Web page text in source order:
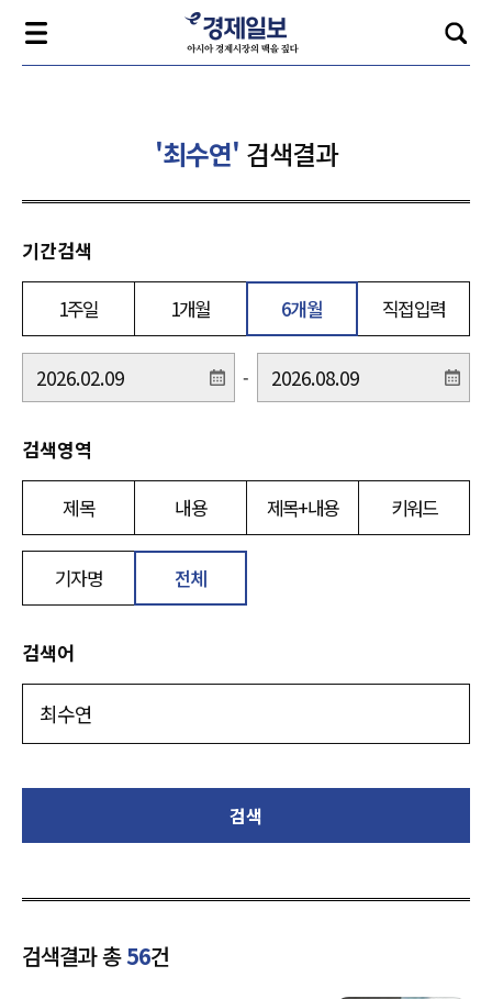
'최수연' 검색결과
기간검색
1주일 1개월 6개월 직접입력
-
검색영역
제목 내용 제목+내용 키워드
기자명 전체
검색어
검색
검색결과 총56건